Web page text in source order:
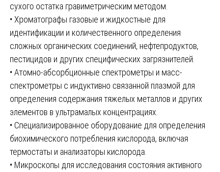
сухого остатка гравиметрическим методом.
• Хроматографы газовые и жидкостные для
идентификации и количественного определения
сложных органических соединений, нефтепродуктов,
пестицидов и других специфических загрязнителей.
• Атомно-абсорбционные спектрометры и масс-
спектрометры с индуктивно связанной плазмой для
определения содержания тяжелых металлов и других
элементов в ультрамалых концентрациях.
• Специализированное оборудование для определения
биохимического потребления кислорода, включая
термостаты и анализаторы кислорода.
• Микроскопы для исследования состояния активного